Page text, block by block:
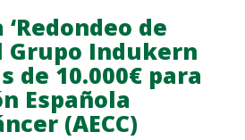
de
Grupo Indukern
de 10.000€ para
Española
(AECC)